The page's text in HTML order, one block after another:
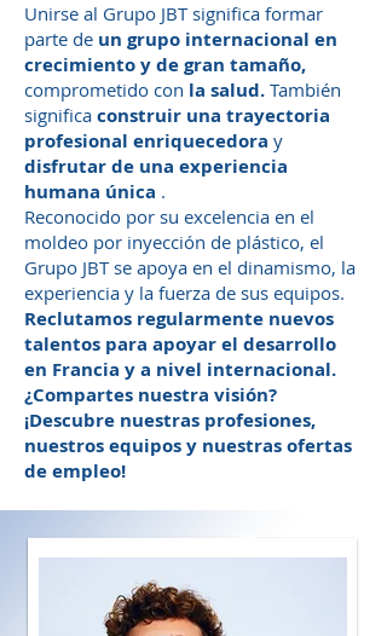
Unirse al Grupo JBT significa formar
parte de un grupo internacional en
crecimiento y de gran tamaño,
comprometido con la salud. También
significa construir una trayectoria
profesional enriquecedora y
disfrutar de una experiencia
humana única .
Reconocido por su excelencia en el
moldeo por inyección de plástico, el
Grupo JBT se apoya en el dinamismo, la
experiencia y la fuerza de sus equipos.
Reclutamos regularmente nuevos
talentos para apoyar el desarrollo
en Francia y a nivel internacional.
¿Compartes nuestra visión?
¡Descubre nuestras profesiones,
nuestros equipos y nuestras ofertas
de empleo!